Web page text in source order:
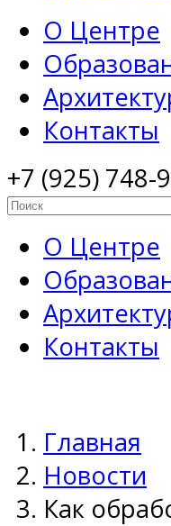
О Центре
Контакты
+7 (925) 748-
О Центре
Контакты
Главная
Новости
Как